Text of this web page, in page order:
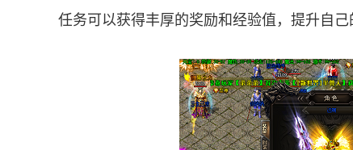
任务可以获得丰厚的奖励和经验值，提升自己